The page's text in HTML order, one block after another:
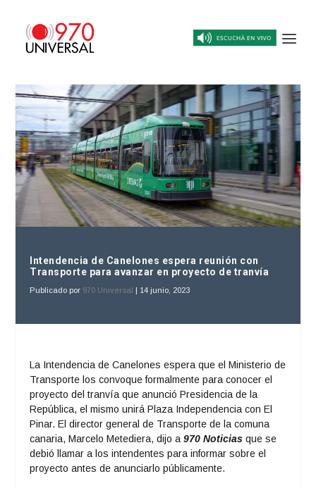
Intendencia de Canelones espera reunión con
Transporte para avanzar en proyecto de tranvía
Publicado por 970 Universal | 14 junio, 2023
La Intendencia de Canelones espera que el Ministerio de
Transporte los convoque formalmente para conocer el
proyecto del tranvía que anunció Presidencia de la
República, el mismo unirá Plaza Independencia con El
Pinar. El director general de Transporte de la comuna
canaria, Marcelo Metediera, dijo a 970 Noticias que se
debió llamar a los intendentes para informar sobre el
proyecto antes de anunciarlo públicamente.